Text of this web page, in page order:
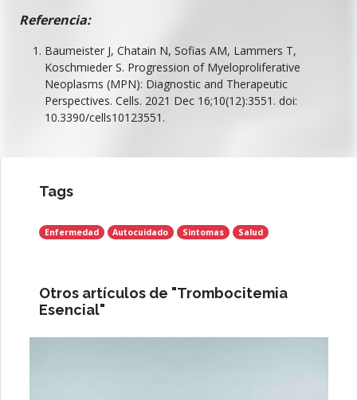
Referencia:
Baumeister J, Chatain N, Sofias AM, Lammers T,
Koschmieder S. Progression of Myeloproliferative
Neoplasms (MPN): Diagnostic and Therapeutic
Perspectives. Cells. 2021 Dec 16;10(12):3551. doi:
10.3390/cells10123551.
Tags
Enfermedad Autocuidado Sintomas Salud
Otros artículos de "Trombocitemia
Esencial"